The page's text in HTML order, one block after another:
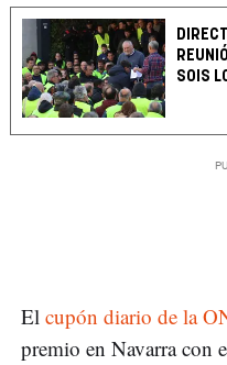
SOIS
El cupón diario de la
premio en Navarra con